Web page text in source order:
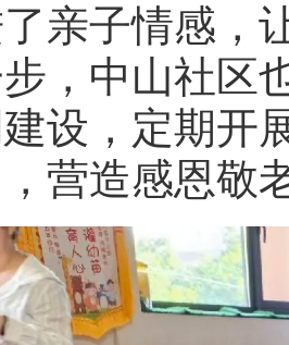
亲子情感，
，中山社区
设，定期开
营造感恩敬